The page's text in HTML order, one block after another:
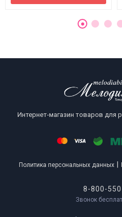
Интернет-магазин товаров для
Политика персональных данных
8-800-
Звонок